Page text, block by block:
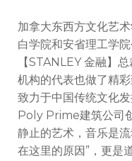
加拿大东西方文化艺
白学院和安省理工学
【STANLEY 金融】
机构的代表也做了精
致力于中国传统文化
Poly Prime建筑公司
静止的艺术，音乐是
在这里的原因”，更是